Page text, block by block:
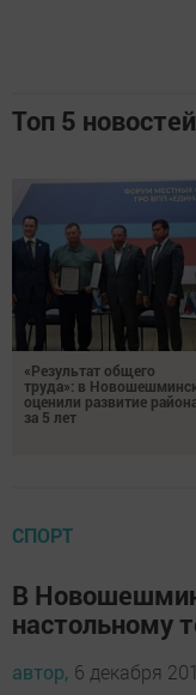
Топ 5 новостей
«Результат общего
труда»: в
оценили развитие
за 5 лет
СПОРТ
В
настольному
автор, 6 декабря